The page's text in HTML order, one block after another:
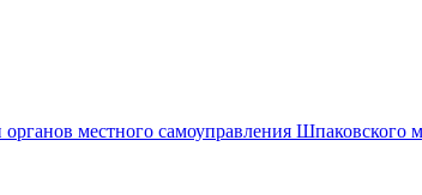
местного самоуправления Шпаковского